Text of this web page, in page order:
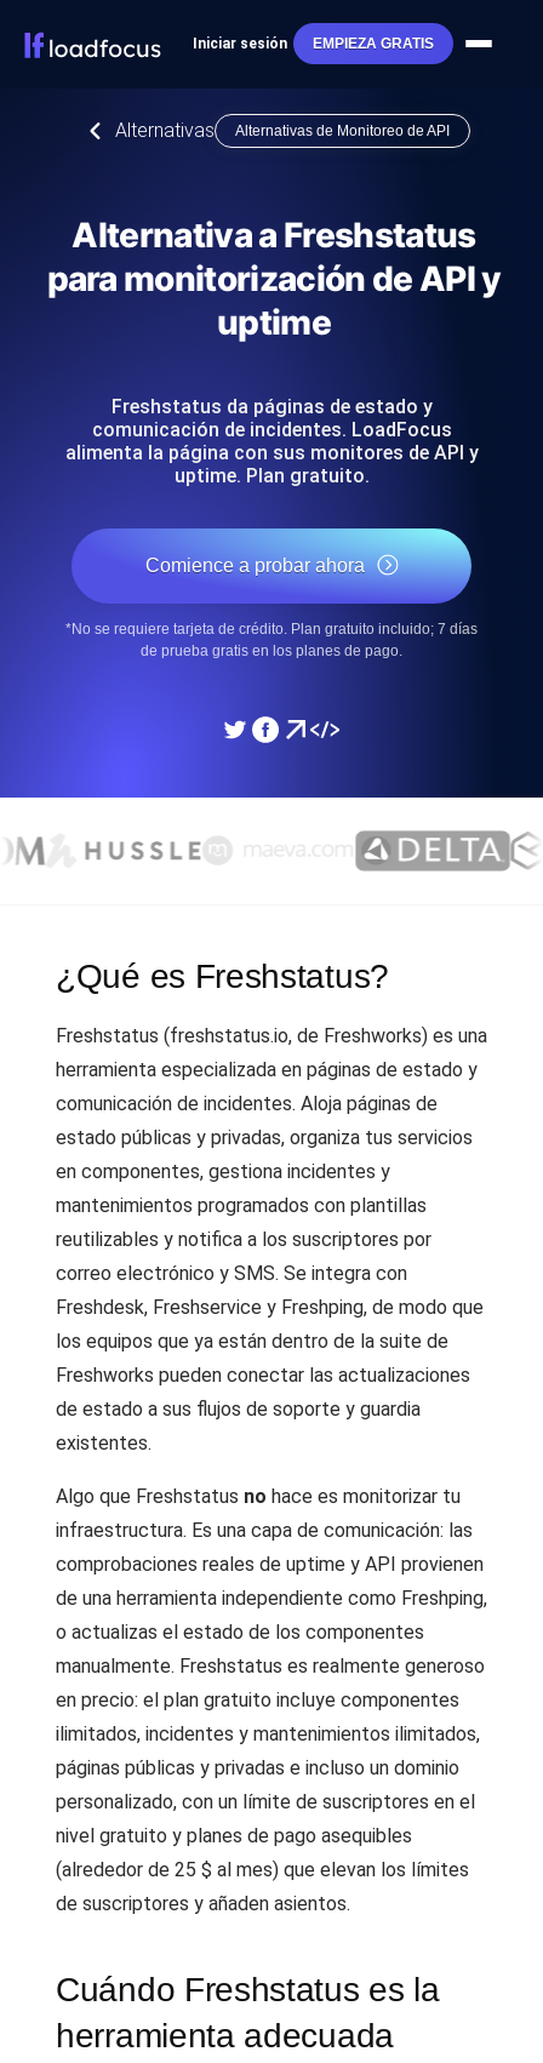
Iniciar sesión EMPIEZA GRATIS
Alternativas Alternativas de Monitoreo de API
Alternativa a Freshstatus
para monitorización de API y
uptime
Freshstatus da páginas de estado y
comunicación de incidentes. LoadFocus
alimenta la página con sus monitores de API y
uptime. Plan gratuito.
Comience a probar ahora
*No se requiere tarjeta de crédito. Plan gratuito incluido; 7 días
de prueba gratis en los planes de pago.
¿Qué es Freshstatus?
Freshstatus (freshstatus.io, de Freshworks) es una
herramienta especializada en páginas de estado y
comunicación de incidentes. Aloja páginas de
estado públicas y privadas, organiza tus servicios
en componentes, gestiona incidentes y
mantenimientos programados con plantillas
reutilizables y notifica a los suscriptores por
correo electrónico y SMS. Se integra con
Freshdesk, Freshservice y Freshping, de modo que
los equipos que ya están dentro de la suite de
Freshworks pueden conectar las actualizaciones
de estado a sus flujos de soporte y guardia
existentes.
Algo que Freshstatus no hace es monitorizar tu
infraestructura. Es una capa de comunicación: las
comprobaciones reales de uptime y API provienen
de una herramienta independiente como Freshping,
o actualizas el estado de los componentes
manualmente. Freshstatus es realmente generoso
en precio: el plan gratuito incluye componentes
ilimitados, incidentes y mantenimientos ilimitados,
páginas públicas y privadas e incluso un dominio
personalizado, con un límite de suscriptores en el
nivel gratuito y planes de pago asequibles
(alrededor de 25 $ al mes) que elevan los límites
de suscriptores y añaden asientos.
Cuándo Freshstatus es la
herramienta adecuada